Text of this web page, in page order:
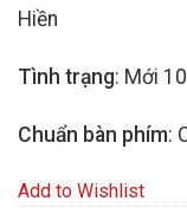
Hiền
Tình trạng: Mới
Chuẩn bàn phím:
Add to Wishlist